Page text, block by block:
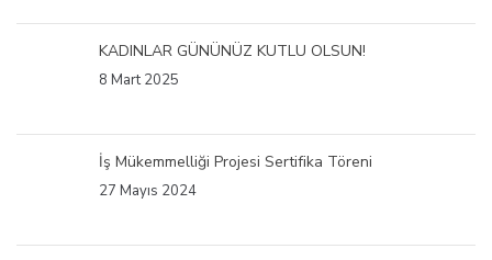
KADINLAR GÜNÜNÜZ KUTLU OLSUN!
8 Mart 2025
İş Mükemmelliği Projesi Sertifika Töreni
27 Mayıs 2024